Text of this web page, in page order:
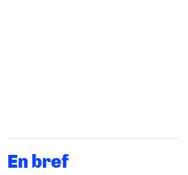
En bref